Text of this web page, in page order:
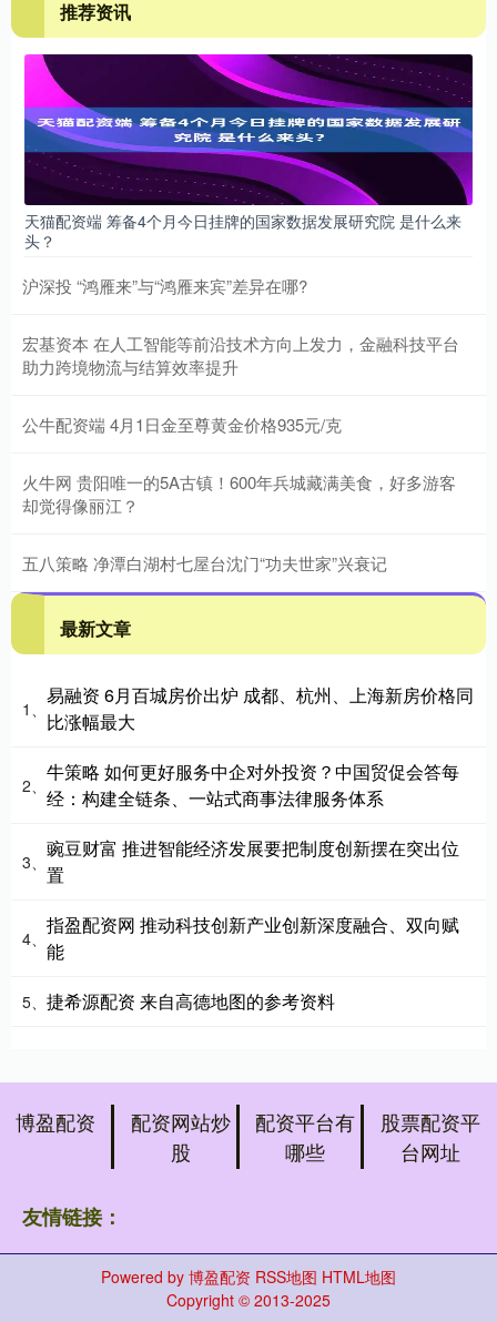
推荐资讯
天猫配资端 筹备4个月今日挂牌的国家数据发展研究院 是什么来
头？
沪深投 “鸿雁来”与“鸿雁来宾”差异在哪?
宏基资本 在人工智能等前沿技术方向上发力，金融科技平台
助力跨境物流与结算效率提升
公牛配资端 4月1日金至尊黄金价格935元/克
火牛网 贵阳唯一的5A古镇！600年兵城藏满美食，好多游客
却觉得像丽江？
五八策略 净潭白湖村七屋台沈门“功夫世家”兴衰记
最新文章
1、
易融资 6月百城房价出炉 成都、杭州、上海新房价格同
比涨幅最大
2、
牛策略 如何更好服务中企对外投资？中国贸促会答每
经：构建全链条、一站式商事法律服务体系
3、
豌豆财富 推进智能经济发展要把制度创新摆在突出位
置
4、
指盈配资网 推动科技创新产业创新深度融合、双向赋
能
5、 捷希源配资 来自高德地图的参考资料
博盈配资
配资网站炒
股
配资平台有
哪些
股票配资平
台网址
友情链接：
Powered by 博盈配资 RSS地图 HTML地图
Copyright © 2013-2025